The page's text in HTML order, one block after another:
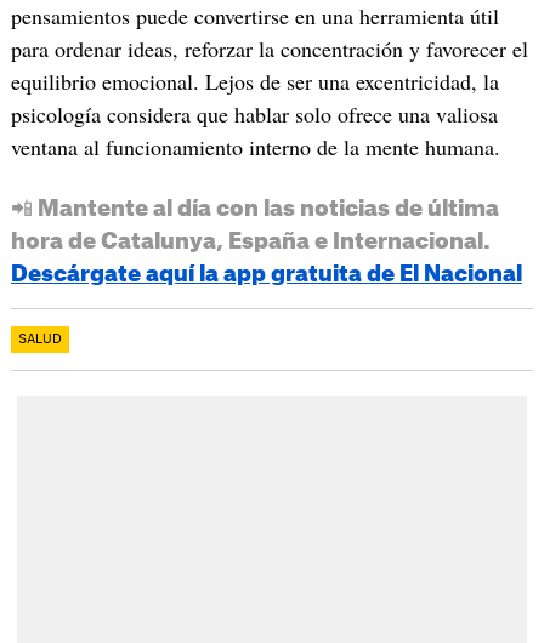
pensamientos puede convertirse en una herramienta útil
para ordenar ideas, reforzar la concentración y favorecer el
equilibrio emocional. Lejos de ser una excentricidad, la
psicología considera que hablar solo ofrece una valiosa
ventana al funcionamiento interno de la mente humana.
📲 Mantente al día con las noticias de última
hora de Catalunya, España e Internacional.
Descárgate aquí la app gratuita de El Nacional
SALUD